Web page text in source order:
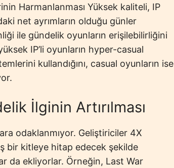
Harmanlanması Yüksek kaliteli, IP
net ayrımların olduğu günler
ile gündelik oyunların erişilebilirliğini
IP’li oyunların hyper-casual
kullandığını, casual oyunların ise
İlginin Artırılması
odaklanmıyor. Geliştiriciler 4X
bir kitleye hitap edecek şekilde
da ekliyorlar. Örneğin, Last War